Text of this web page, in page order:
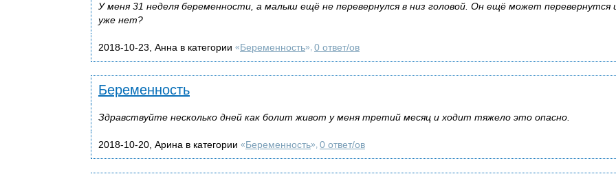
У меня 31 неделя беременности, а малыш ещё не перевернулся в низ головой. Он ещё может перевернутся
уже нет?
2018-10-23, Анна в категории «Беременность», 0 ответ/ов
Беременность
Здравствуйте несколько дней как болит живот у меня третий месяц и ходит тяжело это опасно.
2018-10-20, Арина в категории «Беременность», 0 ответ/ов